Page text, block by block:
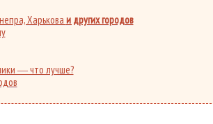
Харькова и других городов
― что лучше?